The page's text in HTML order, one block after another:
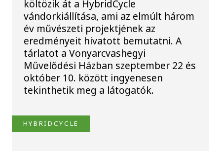
költözik át a HybridCycle
vándorkiállítása, ami az elmúlt három
év művészeti projektjének az
eredményeit hivatott bemutatni. A
tárlatot a Vonyarcvashegyi
Művelődési Házban szeptember 22 és
október 10. között ingyenesen
tekinthetik meg a látogatók.
HYBRIDCYCLE